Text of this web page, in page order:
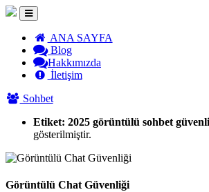
ANA SAYFA
Blog
Hakkımızda
İletişim
Sohbet
Etiket: 2025 görüntülü sohbet
gösterilmiştir.
Görüntülü Chat Güvenliği